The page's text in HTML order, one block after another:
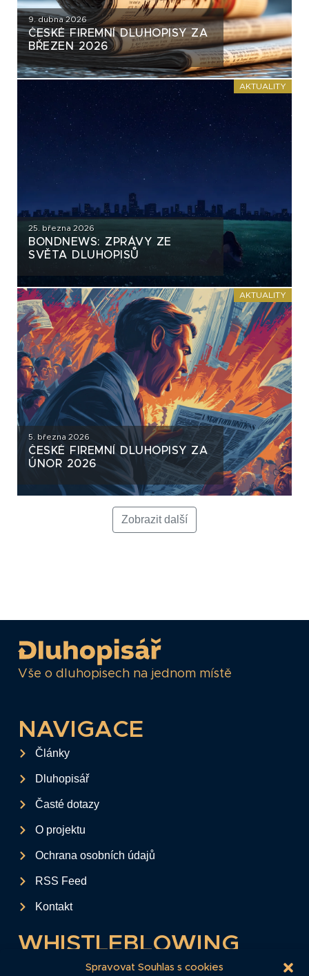
Spravovat Souhlas s cookies
9. dubna 2026
ČESKÉ FIREMNÍ DLUHOPISY ZA
BŘEZEN 2026
AKTUALITY
25. března 2026
BONDNEWS: ZPRÁVY ZE
SVĚTA DLUHOPISŮ
AKTUALITY
5. března 2026
ČESKÉ FIREMNÍ DLUHOPISY ZA
ÚNOR 2026
Zobrazit další
Vše o dluhopisech na jednom místě
NAVIGACE
Články
Dluhopisář
Časté dotazy
O projektu
Ochrana osobních údajů
RSS Feed
Kontakt
WHISTLEBLOWING
Tento formulář slouží k anonymnímu zaslání